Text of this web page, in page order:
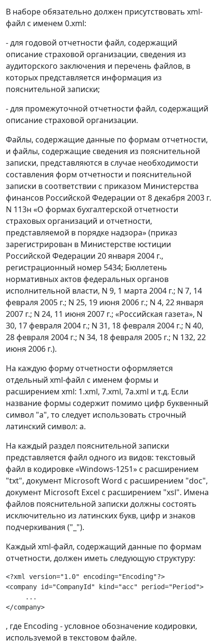
В наборе обязательно должен присутствовать xml-
файл с именем 0.xml:
- для годовой отчетности файл, содержащий
описание страховой организации, сведения из
аудиторского заключения и перечень файлов, в
которых представляется информация из
пояснительной записки;
- для промежуточной отчетности файл, содержащий
описание страховой организации.
Файлы, содержащие данные по формам отчетности,
и файлы, содержащие сведения из пояснительной
записки, представляются в случае необходимости
составления форм отчетности и пояснительной
записки в соответствии с приказом Министерства
финансов Российской Федерации от 8 декабря 2003 г.
N 113н «О формах бухгалтерской отчетности
страховых организаций и отчетности,
представляемой в порядке надзора» (приказ
зарегистрирован в Министерстве юстиции
Российской Федерации 20 января 2004 г.,
регистрационный номер 5434; Бюллетень
нормативных актов федеральных органов
исполнительной власти, N 9, 1 марта 2004 г.; N 7, 14
февраля 2005 г.; N 25, 19 июня 2006 г.; N 4, 22 января
2007 г.; N 24, 11 июня 2007 г.; «Российская газета», N
30, 17 февраля 2004 г.; N 31, 18 февраля 2004 г.; N 40,
28 февраля 2004 г.; N 34, 18 февраля 2005 г.; N 132, 22
июня 2006 г.).
На каждую форму отчетности оформляется
отдельный xml-файл с именем формы и
расширением xml: 1.xml, 7.xml, 7a.xml и т.д. Если
название формы содержит помимо цифр буквенный
символ "а", то следует использовать строчный
латинский символ: а.
На каждый раздел пояснительной записки
представляется файл одного из видов: текстовый
файл в кодировке «Windows-1251» с расширением
"txt", документ Microsoft Word с расширением "doc",
документ Microsoft Excel с расширением "xsl". Имена
файлов пояснительной записки должны состоять
исключительно из латинских букв, цифр и знаков
подчеркивания ("_").
Каждый xml-файл, содержащий данные по формам
отчетности, должен иметь следующую структуру:
<?xml version="1.0" encoding="Encoding"?>
<company id="CompanyId" kind="acc" period="Period">
     ...
, где Encoding - условное обозначение кодировки,
используемой в текстовом файле.